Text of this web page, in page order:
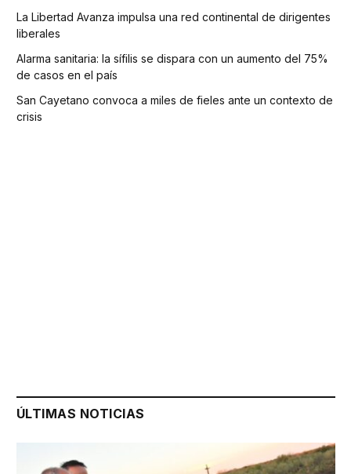
La Libertad Avanza impulsa una red continental de dirigentes
liberales
Alarma sanitaria: la sífilis se dispara con un aumento del 75%
de casos en el país
San Cayetano convoca a miles de fieles ante un contexto de
crisis
ÚLTIMAS NOTICIAS